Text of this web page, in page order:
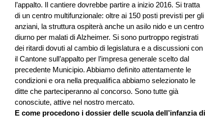
l’appalto. Il cantiere dovrebbe partire a inizio 2016. Si tratta
di un centro multifunzionale: oltre ai 150 posti previsti per gli
anziani, la struttura ospiterà anche un asilo nido e un centro
diurno per malati di Alzheimer. Si sono purtroppo registrati
dei ritardi dovuti al cambio di legislatura e a discussioni con
il Cantone sull’appalto per l’impresa generale scelto dal
precedente Municipio. Abbiamo deﬁnito attentamente le
condizioni e ora nella prequaliﬁca abbiamo selezionato le
ditte che parteciperanno al concorso. Sono tutte già
conosciute, attive nel nostro mercato.
E come procedono i dossier delle scuola dell’infanzia di